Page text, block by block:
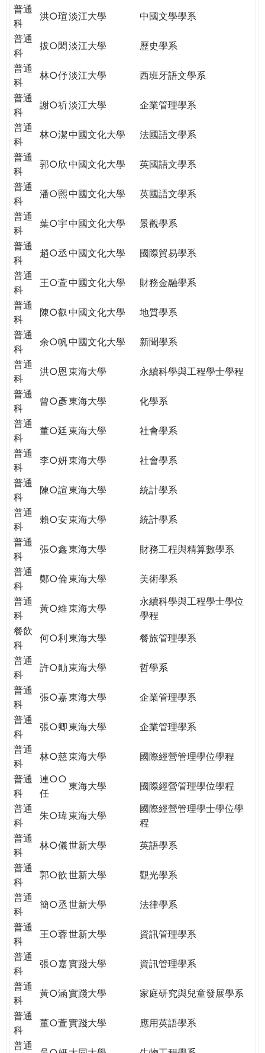
普通
科
洪○瑄淡江大學
中國文學學系
普通
科
拔○閎淡江大學
歷史學系
普通
科
林○伃淡江大學
西班牙語文學系
普通
科
謝○祈淡江大學
企業管理學系
普通
科
林○潔中國文化大學
法國語文學系
普通
科
郭○欣中國文化大學
英國語文學系
普通
科
潘○熙中國文化大學
英國語文學系
普通
科
葉○宇中國文化大學
景觀學系
普通
科
趙○丞中國文化大學
國際貿易學系
普通
科
王○萱中國文化大學
財務金融學系
普通
科
陳○叡 中國文化大學
地質學系
普通
科
余○帆中國文化大學
新聞學系
普通
科
洪○恩 東海大學
永續科學與工程學士學程
普通
科
曾○彥東海大學
化學系
普通
科
董○廷東海大學
社會學系
普通
科
李○妍東海大學
社會學系
普通
科
陳○諠東海大學
統計學系
普通
科
賴○安東海大學
統計學系
普通
科
張○鑫東海大學
財務工程與精算數學系
普通
科
鄭○倫東海大學
美術學系
普通
科
黃○維東海大學
永續科學與工程學士學位
學程
餐飲
科
何○利東海大學
餐旅管理學系
普通
科
許○勛東海大學
哲學系
普通
科
張○嘉東海大學
企業管理學系
普通
科
張○卿東海大學
企業管理學系
普通
科
林○慈東海大學
國際經營管理學位學程
普通
科
連○○
任
東海大學
國際經營管理學位學程
普通
科
朱○瑋東海大學
國際經營管理學士學位學
程
普通
科
林○儀世新大學
英語學系
普通
科
郭○歆世新大學
觀光學系
普通
科
簡○丞世新大學
法律學系
普通
科
王○蓉世新大學
資訊管理學系
普通
科
張○嘉實踐大學
資訊管理學系
普通
科
黃○涵實踐大學
家庭研究與兒童發展學系
普通
科
董○萱實踐大學
應用英語學系
普通